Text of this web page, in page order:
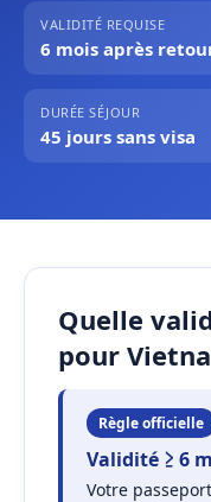
VALIDITÉ REQUISE
6 mois après
DURÉE SÉJOUR
45 jours sans visa
Quelle
pour
Règle officielle
Validité ≥ 6
Votre